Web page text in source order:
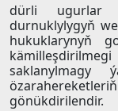
dürli ugurlar
durnuklylygyň
hukuklarynyň
saklanylmagy
gönükdirilendir.